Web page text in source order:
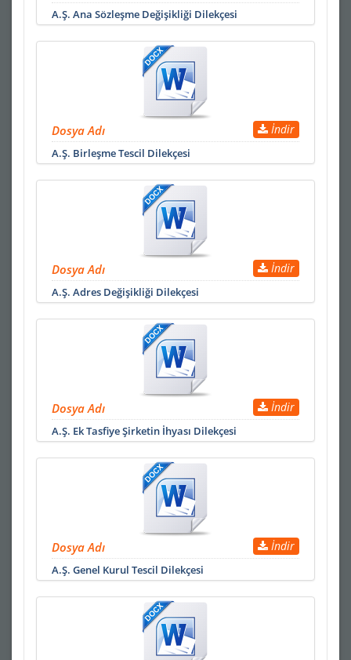
A.Ş. Ana Sözleşme Değişikliği Dilekçesi
Dosya Adı İndir
A.Ş. Birleşme Tescil Dilekçesi
Dosya Adı İndir
A.Ş. Adres Değişikliği Dilekçesi
Dosya Adı İndir
A.Ş. Ek Tasfiye Şirketin İhyası Dilekçesi
Dosya Adı İndir
A.Ş. Genel Kurul Tescil Dilekçesi